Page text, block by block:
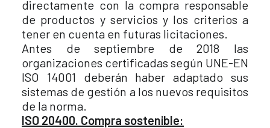
directamente con la compra responsable
de productos y servicios y los criterios a
tener en cuenta en futuras licitaciones.
Antes de septiembre de 2018 las
organizaciones certificadas según UNE-EN
ISO 14001 deberán haber adaptado sus
sistemas de gestión a los nuevos requisitos
de la norma.
ISO 20400. Compra sostenible: